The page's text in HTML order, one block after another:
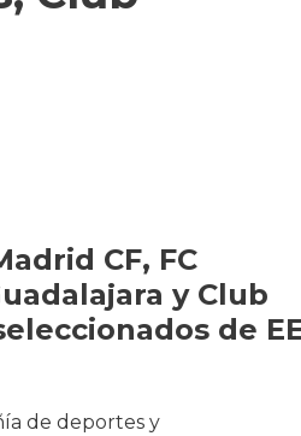
CF, FC
y Club
de
de deportes y